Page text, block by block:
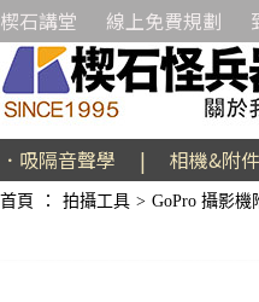
楔石講堂 線上免費規劃
．吸隔音聲學 | 相機&附件
首頁 ： 拍攝工具 > GoPro 攝影機